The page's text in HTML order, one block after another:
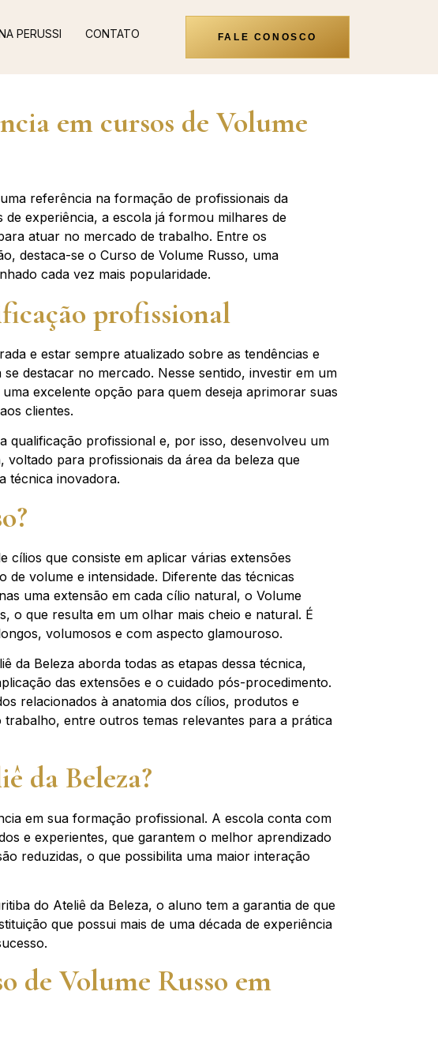
PERUSSI CONTATO FALE CONOSCO
em cursos de Volume
referência na formação de profissionais da
de experiência, a escola já formou milhares de
atuar no mercado de trabalho. Entre os
destaca-se o Curso de Volume Russo, uma
cada vez mais popularidade.
profissional
e estar sempre atualizado sobre as tendências e
destacar no mercado. Nesse sentido, investir em um
excelente opção para quem deseja aprimorar suas
clientes.
qualificação profissional e, por isso, desenvolveu um
para profissionais da área da beleza que
técnica inovadora.
cílios que consiste em aplicar várias extensões
volume e intensidade. Diferente das técnicas
uma extensão em cada cílio natural, o Volume
o que resulta em um olhar mais cheio e natural. É
volumosos e com aspecto glamouroso.
da Beleza aborda todas as etapas dessa técnica,
das extensões e o cuidado pós-procedimento.
relacionados à anatomia dos cílios, produtos e
trabalho, entre outros temas relevantes para a prática
da Beleza?
em sua formação profissional. A escola conta com
e experientes, que garantem o melhor aprendizado
reduzidas, o que possibilita uma maior interação
do Ateliê da Beleza, o aluno tem a garantia de que
que possui mais de uma década de experiência
de Volume Russo em